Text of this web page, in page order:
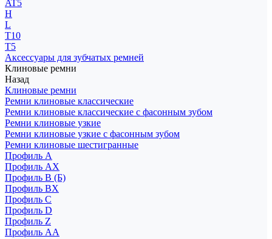
AT5
H
L
T10
T5
Аксессуары для зубчатых ремней
Клиновые ремни
Назад
Клиновые ремни
Ремни клиновые классические
Ремни клиновые классические с фасонным зубом
Ремни клиновые узкие
Ремни клиновые узкие с фасонным зубом
Ремни клиновые шестигранные
Профиль A
Профиль AX
Профиль B (Б)
Профиль BX
Профиль C
Профиль D
Профиль Z
Профиль АА